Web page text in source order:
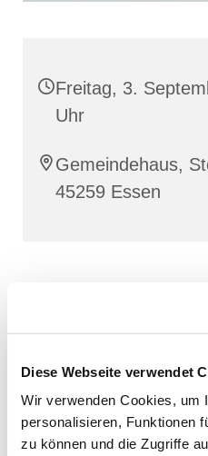
Diese Webseite verwendet
Wir verwenden Cookies, um
personalisieren, Funktionen
zu können und die Zugriffe
Freitag, 3.
Uhr
Gemeindehaus,
45259 Essen